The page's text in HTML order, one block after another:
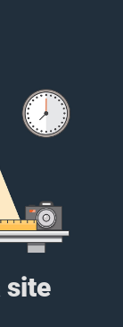
site